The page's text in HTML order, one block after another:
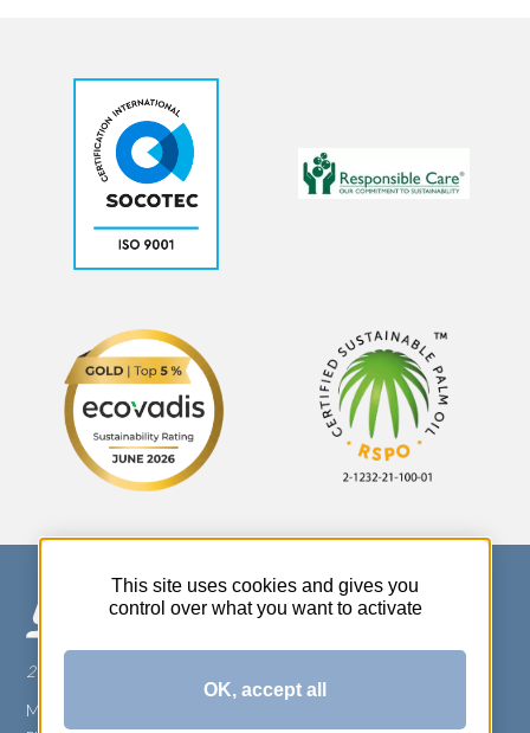
270 Rue Thérèse Planiol - 37310 TAUXIGNY
Mentions légales
This site uses cookies and gives you
control over what you want to activate
OK, accept all